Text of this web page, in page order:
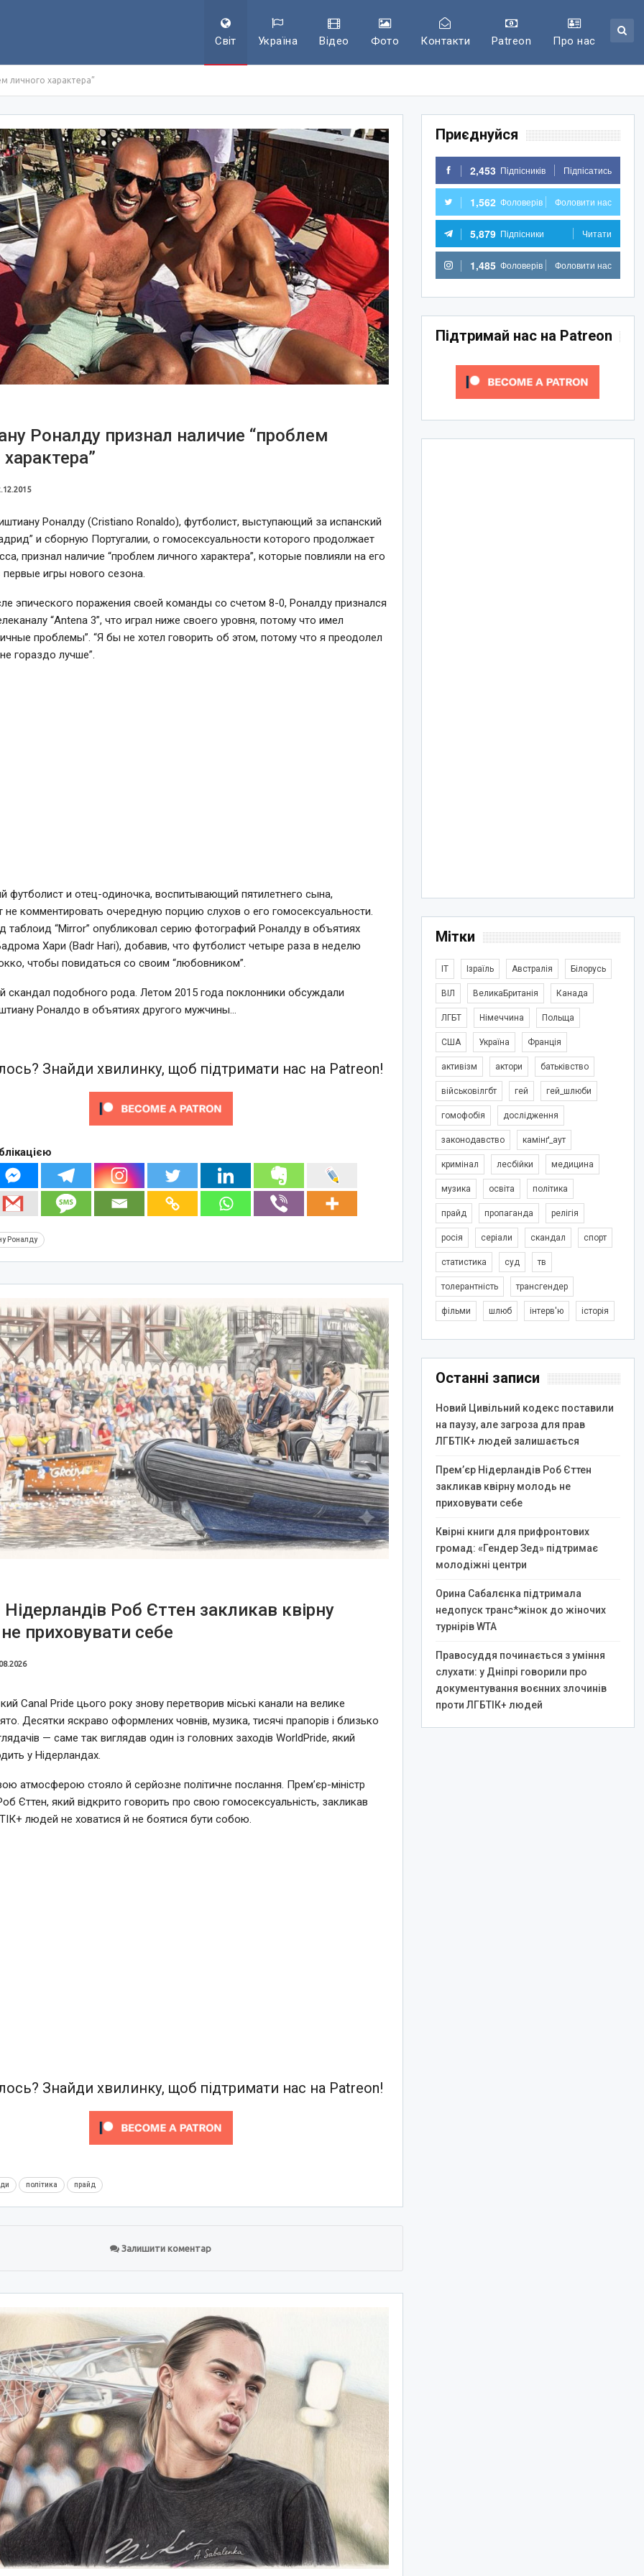
Світ Україна Відео Фото Контакти Patreon Про нас
личного характера”
Роналду признал наличие “проблем
Роналду (Cristiano Ronaldo), футболист, выступающий за испанский
и сборную Португалии, о гомосексуальности которого продолжает
признал наличие “проблем личного характера”, которые повлияли на его
игры нового сезона.
эпического поражения своей команды со счетом 8-0, Роналду признался
“Antena 3”, что играл ниже своего уровня, потому что имел
проблемы”. “Я бы не хотел говорить об этом, потому что я преодолел
гораздо лучше”.
футболист и отец-одиночка, воспитывающий пятилетнего сына,
не комментировать очередную порцию слухов о его гомосексуальности.
таблоид “Mirror” опубликовал серию фотографий Роналду в объятиях
Хари (Badr Hari), добавив, что футболист четыре раза в неделю
чтобы повидаться со своим “любовником”.
скандал подобного рода. Летом 2015 года поклонники обсуждали
Роналдо в объятиях другого мужчины…
Знайди хвилинку, щоб підтримати нас на Patreon!
Роналду
Роб Єттен закликав квірну
приховувати себе
Canal Pride цього року знову перетворив міські канали на велике
Десятки яскраво оформлених човнів, музика, тисячі прапорів і близько
— саме так виглядав один із головних заходів WorldPride, який
у Нідерландах.
атмосферою стояло й серйозне політичне послання. Прем’єр-міністр
Єттен, який відкрито говорить про свою гомосексуальність, закликав
людей не ховатися й не боятися бути собою.
Знайди хвилинку, щоб підтримати нас на Patreon!
політика прайд
Залишити коментар
Приєднуйся
2,453 Підпісників Підпісатись
1,562 Фоловерів Фоловити нас
5,879 Підпісники Читати
1,485 Фоловерів Фоловити нас
Підтримай нас на Patreon
Мітки
IT Ізраїль Австралія Білорусь
ВІЛ ВеликаБританія Канада
ЛГБТ Німеччина Польща
США Україна Франція
активізм актори батьківство
військовілгбт гей гей_шлюби
гомофобія дослідження
законодавство камінґ_аут
кримінал лесбійки медицина
музика освіта політика
прайд пропаганда релігія
росія серіали скандал спорт
статистика суд тв
толерантність трансгендер
фільми шлюб інтерв'ю історія
Останні записи
Новий Цивільний кодекс поставили
на паузу, але загроза для прав
ЛГБТІК+ людей залишається
Прем’єр Нідерландів Роб Єттен
закликав квірну молодь не
приховувати себе
Квірні книги для прифронтових
громад: «Гендер Зед» підтримає
молодіжні центри
Орина Сабалєнка підтримала
недопуск транс*жінок до жіночих
турнірів WTA
Правосуддя починається з уміння
слухати: у Дніпрі говорили про
документування воєнних злочинів
проти ЛГБТІК+ людей